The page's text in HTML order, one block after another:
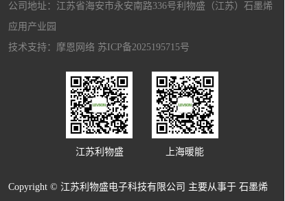
公司地址：江苏省海安市永安南路336号利物盛（江苏）石墨烯
应用产业园
技术支持： 摩恩网络 苏ICP备2025195715号
江苏利物盛 上海暖能
Copyright © 江苏利物盛电子科技有限公司 主要从事于石墨烯